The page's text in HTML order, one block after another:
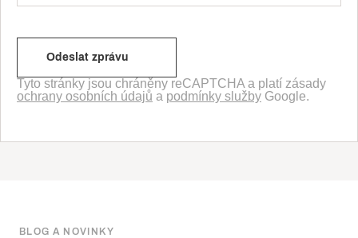
Tyto stránky jsou chráněny reCAPTCHA a platí zásady
ochrany osobních údajů a podmínky služby Google.
BLOG A NOVINKY